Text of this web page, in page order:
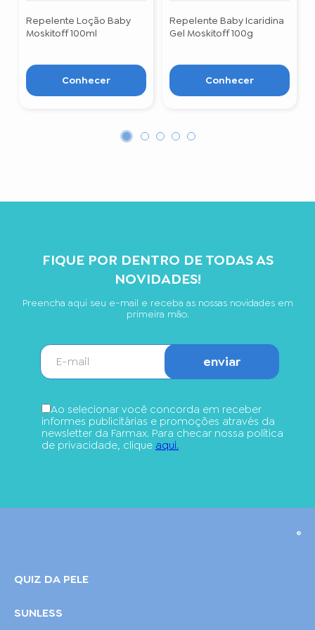
Repelente Loção Baby
Moskitoff 100ml
Conhecer
Repelente Baby Icaridina
Gel Moskitoff 100g
Conhecer
FIQUE POR DENTRO DE TODAS AS
NOVIDADES!
Preencha aqui seu e-mail e receba as nossas novidades em
primeira mão.
enviar
Ao selecionar você concorda em receber
informes publicitárias e promoções através da
newsletter da Farmax. Para checar nossa política
de privacidade, clique aqui.
QUIZ DA PELE
SUNLESS